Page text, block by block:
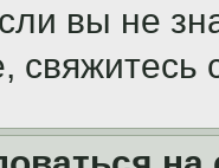
вы не